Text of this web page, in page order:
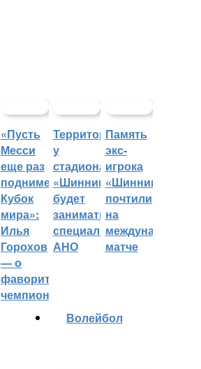
«Пусть
Месси
еще раз
поднимет
Кубок
мира»:
Илья
Горохов
— о
фаворитах
чемпионата
Территорией
у
стадиона
«Шинник»
будет
заниматься
специальное
АНО
Память
экс-
игрока
«Шинника»
почтили
на
международном
матче
Волейбол